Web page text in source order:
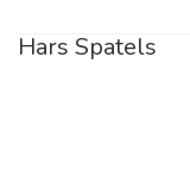
Hars Spatels